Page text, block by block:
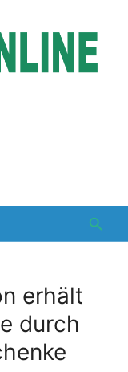
erhält
durch